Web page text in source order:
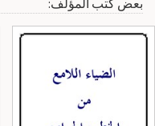
بعض كتب المؤلف: